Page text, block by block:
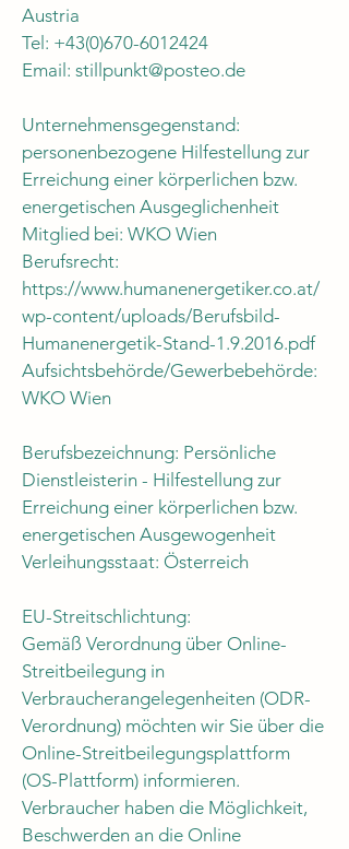
Austria
Tel: +43(0)670-6012424
Email: stillpunkt@posteo.de
Unternehmensgegenstand:
personenbezogene Hilfestellung zur
Erreichung einer körperlichen bzw.
energetischen Ausgeglichenheit
Mitglied bei: WKO Wien
Berufsrecht:
https://www.humanenergetiker.co.at/
wp-content/uploads/Berufsbild-
Humanenergetik-Stand-1.9.2016.pdf
Aufsichtsbehörde/Gewerbebehörde:
WKO Wien
Berufsbezeichnung: Persönliche
Dienstleisterin - Hilfestellung zur
Erreichung einer körperlichen bzw.
energetischen Ausgewogenheit
Verleihungsstaat: Österreich
EU-Streitschlichtung:
Gemäß Verordnung über Online-
Streitbeilegung in
Verbraucherangelegenheiten (ODR-
Verordnung) möchten wir Sie über die
Online-Streitbeilegungsplattform
(OS-Plattform) informieren.
Verbraucher haben die Möglichkeit,
Beschwerden an die Online